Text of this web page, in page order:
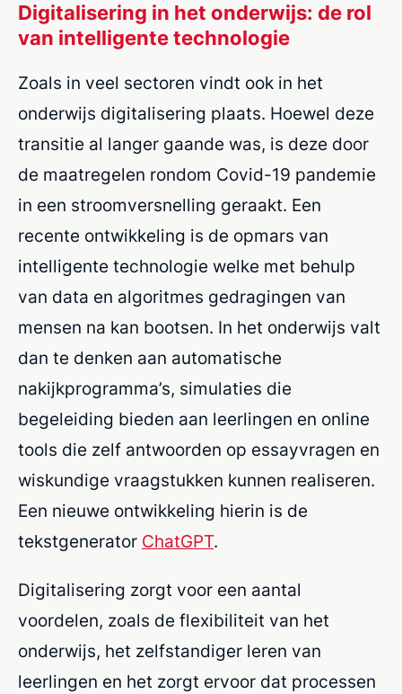
Digitalisering in het onderwijs: de rol
van intelligente technologie
Zoals in veel sectoren vindt ook in het
onderwijs digitalisering plaats. Hoewel deze
transitie al langer gaande was, is deze door
de maatregelen rondom Covid-19 pandemie
in een stroomversnelling geraakt. Een
recente ontwikkeling is de opmars van
intelligente technologie welke met behulp
van data en algoritmes gedragingen van
mensen na kan bootsen. In het onderwijs valt
dan te denken aan automatische
nakijkprogramma’s, simulaties die
begeleiding bieden aan leerlingen en online
tools die zelf antwoorden op essayvragen en
wiskundige vraagstukken kunnen realiseren.
Een nieuwe ontwikkeling hierin is de
tekstgenerator ChatGPT.
Digitalisering zorgt voor een aantal
voordelen, zoals de flexibiliteit van het
onderwijs, het zelfstandiger leren van
leerlingen en het zorgt ervoor dat processen